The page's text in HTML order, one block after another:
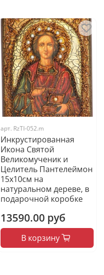
арт. RzTI-052.m
Инкрустированная
Икона Святой
Великомученик и
Целитель Пантелеймон
15х10см на
натуральном дереве, в
подарочной коробке
13590.00 руб
В корзину